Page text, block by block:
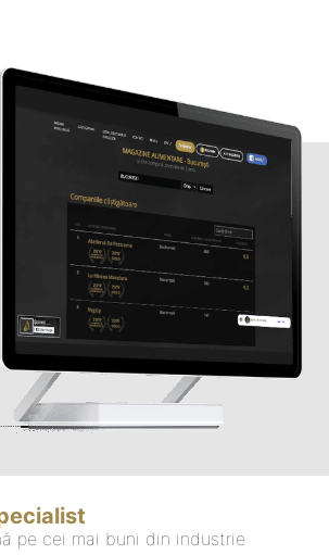
pe cei mai buni din industrie